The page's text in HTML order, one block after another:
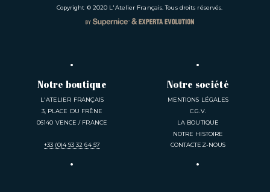
Copyright © 2020 L'Atelier Français. Tous droits réservés.
Notre boutique
L'ATELIER FRANÇAIS
3, PLACE DU FRÊNE
06140 VENCE / FRANCE
+33 (0)4 93 32 64 57
Notre société
MENTIONS LÉGALES
C.G.V.
LA BOUTIQUE
NOTRE HISTOIRE
CONTACTEZ-NOUS